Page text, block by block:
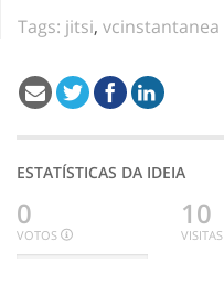
Tags: jitsi, vcinstantanea
ESTATÍSTICAS DA IDEIA
0
VOTOS
10
VISITAS